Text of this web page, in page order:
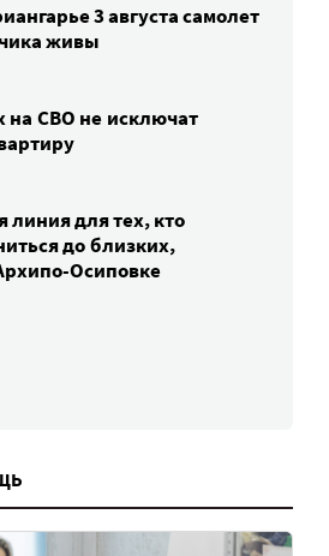
3 августа самолет
живы
на СВО не исключат
линия для тех, кто
до близких,
Осиповке